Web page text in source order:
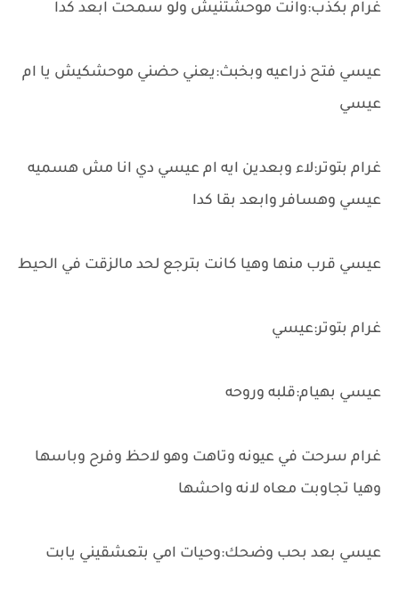
غرام بكذب:وانت موحشتنيش ولو سمحت ابعد كدا
عيسي فتح ذراعيه وبخبث:يعني حضني موحشكيش يا ام
عيسي
غرام بتوتر:لاء وبعدين ايه ام عيسي دي انا مش هسميه
عيسي وهسافر وابعد بقا كدا
عيسي قرب منها وهيا كانت بترجع لحد مالزقت في الحيط
غرام بتوتر:عيسي
عيسي بهيام:قلبه وروحه
غرام سرحت في عيونه وتاهت وهو لاحظ وفرح وباسها
وهيا تجاوبت معاه لانه واحشها
عيسي بعد بحب وضحك:وحيات امي بتعشقيني يابت